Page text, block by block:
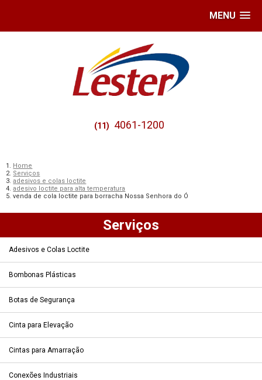
MENU
(11) 4061-1200
Home
Serviços
adesivos e colas loctite
adesivo loctite para alta temperatura
venda de cola loctite para borracha Nossa Senhora do Ó
Serviços
Adesivos e Colas Loctite
Bombonas Plásticas
Botas de Segurança
Cinta para Elevação
Cintas para Amarração
Conexões Industriais